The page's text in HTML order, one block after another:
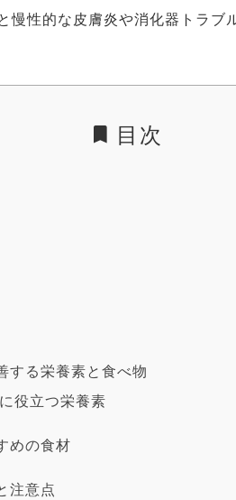
慢性的な皮膚炎や消化器トラブ
目次
する栄養素と食べ物
役立つ栄養素
めの食材
注意点